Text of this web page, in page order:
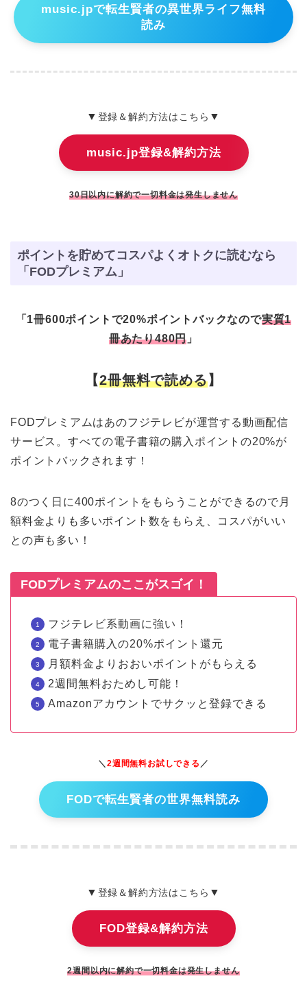
music.jpで転生賢者の異世界ライフ無料
読み
▼ 登録＆解約方法はこちら ▼
music.jp登録&解約方法
30日以内に解約で一切料金は発生しません
ポイントを貯めてコスパよくオトクに読むなら
「FODプレミアム」
「1冊600ポイントで20%ポイントバックなので実質1
冊あたり480円 」
【2冊無料で読める】
FODプレミアムはあのフジテレビが運営する動画配信
サービス。すべての電子書籍の購入ポイントの20%が
ポイントバックされます！
8のつく日に400ポイントをもらうことができるので月
額料金よりも多いポイント数をもらえ、コスパがいい
との声も多い！
FODプレミアムのここがスゴイ！
フジテレビ系動画に強い！
電子書籍購入の20%ポイント還元
月額料金よりおおいポイントがもらえる
2週間無料おためし可能！
Amazonアカウントでサクッと登録できる
＼2週間無料お試しできる ／
FODで転生賢者の世界無料読み
▼ 登録＆解約方法はこちら ▼
FOD登録&解約方法
2週間以内に解約で一切料金は発生しません